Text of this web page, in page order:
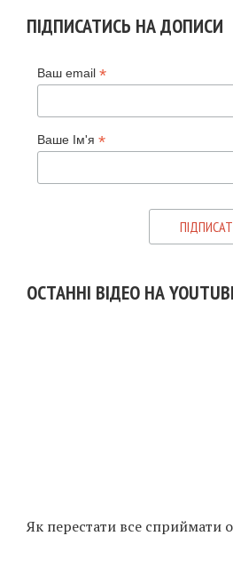
ПІДПИСАТИСЬ НА ДОПИСИ
Ваш email *
Ваше Ім'я *
ОСТАННІ ВІДЕО НА
Як перестати все сприймати